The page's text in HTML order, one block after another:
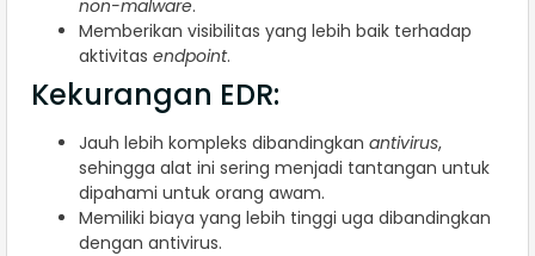
non-malware.
Memberikan visibilitas yang lebih baik terhadap
aktivitas endpoint.
Kekurangan EDR:
Jauh lebih kompleks dibandingkan antivirus,
sehingga alat ini sering menjadi tantangan untuk
dipahami untuk orang awam.
Memiliki biaya yang lebih tinggi uga dibandingkan
dengan antivirus.